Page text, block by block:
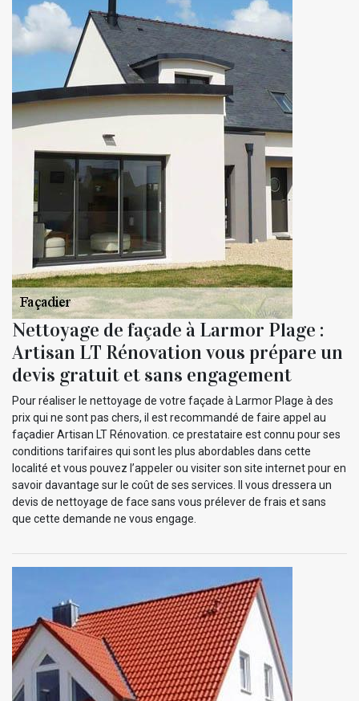
Nettoyage de façade à Larmor Plage :
Artisan LT Rénovation vous prépare un
devis gratuit et sans engagement
Pour réaliser le nettoyage de votre façade à Larmor Plage à des
prix qui ne sont pas chers, il est recommandé de faire appel au
façadier Artisan LT Rénovation. ce prestataire est connu pour ses
conditions tarifaires qui sont les plus abordables dans cette
localité et vous pouvez l’appeler ou visiter son site internet pour en
savoir davantage sur le coût de ses services. Il vous dressera un
devis de nettoyage de face sans vous prélever de frais et sans
que cette demande ne vous engage.